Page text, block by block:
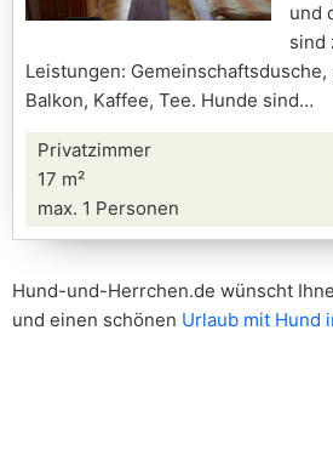
und
sind
Leistungen: Gemeinschaftsdusche,
Balkon, Kaffee, Tee. Hunde sind
Privatzimmer
17 m²
max. 1 Personen
Hund-und-Herrchen.de wünscht
und einen schönen Urlaub mit Hund